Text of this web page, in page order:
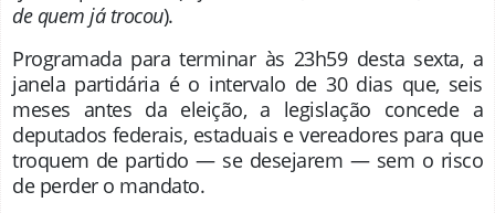
de quem já trocou).
Programada para terminar às 23h59 desta sexta, a
janela partidária é o intervalo de 30 dias que, seis
meses antes da eleição, a legislação concede a
deputados federais, estaduais e vereadores para que
troquem de partido — se desejarem — sem o risco
de perder o mandato.